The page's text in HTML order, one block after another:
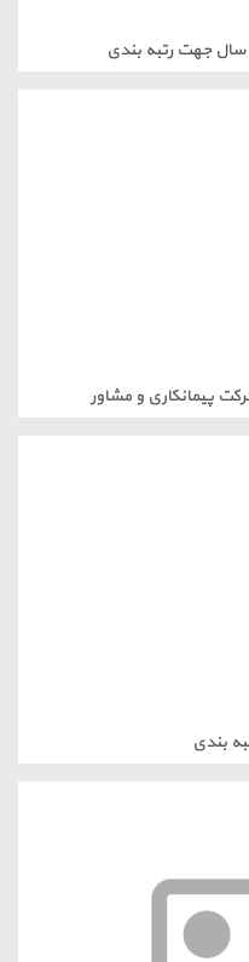
جهت رتبه بندی
پیمانکاری و مشاور
بندی